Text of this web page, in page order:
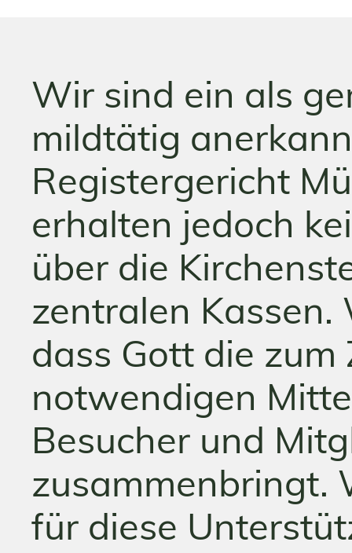
Wir sind ein als
mildtätig
Registergericht
erhalten jedoch
über die
zentralen
dass Gott die zum
notwendigen
Besucher und
zusammenbringt.
für diese